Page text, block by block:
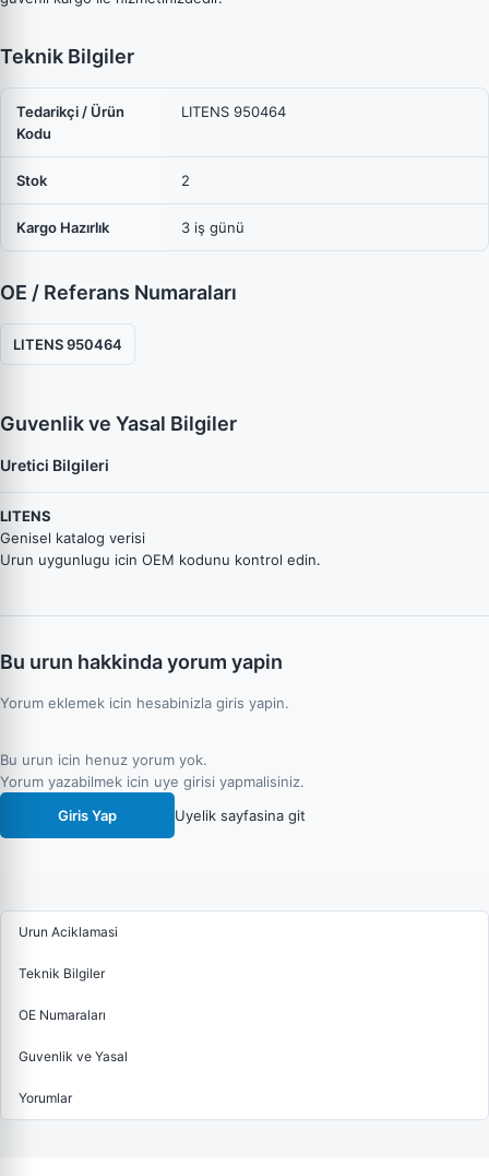
Teknik Bilgiler
Tedarikçi / Ürün
Kodu
LITENS 950464
Stok 2
Kargo Hazırlık 3 iş günü
OE / Referans Numaraları
LITENS 950464
Guvenlik ve Yasal Bilgiler
Uretici Bilgileri
LITENS
Genisel katalog verisi
Urun uygunlugu icin OEM kodunu kontrol edin.
Bu urun hakkinda yorum yapin
Yorum eklemek icin hesabinizla giris yapin.
Bu urun icin henuz yorum yok.
Yorum yazabilmek icin uye girisi yapmalisiniz.
Giris Yap
Uyelik sayfasina git
Urun Aciklamasi
Teknik Bilgiler
OE Numaraları
Guvenlik ve Yasal
Yorumlar